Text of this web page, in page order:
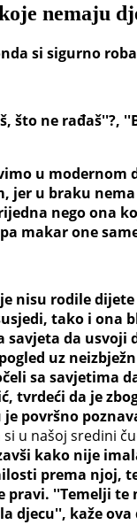
nemaju
si sigurno
što ne rađaš''?,
u
jer u braku
nego ona
makar one
nisu rodile
tako i
da
uz
sa savjetima
tvrdeći da je
površno
si u našoj sredini
kako nije
prema njoj,
''Temelji te
djecu'', kaže ova